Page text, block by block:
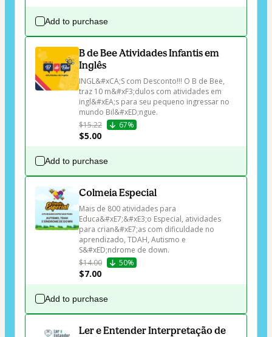
Add to purchase
B de Bee Atividades Infantis em
Inglês
INGL&#xCA;S com Desconto!!! O B de Bee,
traz 10 m&#xF3;dulos com atividades em
ingl&#xEA;s para seu pequeno ingressar no
mundo Bil&#xED;ngue.
$15.22
67%
$5.00
Add to purchase
Colmeia Especial
Mais de 800 atividades para
Educa&#xE7;&#xE3;o Especial, atividades
para crian&#xE7;as com dificuldade no
aprendizado, TDAH, Autismo e
S&#xED;ndrome de down.
$14.00
50%
$7.00
Add to purchase
Ler e Entender Interpretação de